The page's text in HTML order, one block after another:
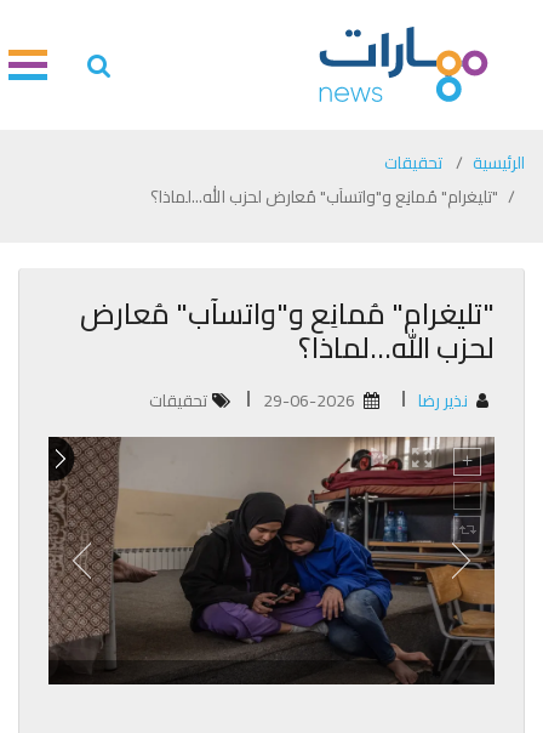
الرئيسية
تحقيقات
"تليغرام" مُمانِع و"واتسآب" مُعارض لحزب الله...لماذا؟
"تليغرام" مُمانِع و"واتسآب" مُعارض
لحزب الله...لماذا؟
نذير رضا تحقيقات